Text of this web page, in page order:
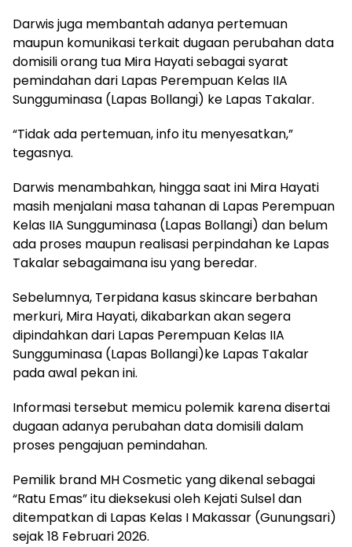
Darwis juga membantah adanya pertemuan
maupun komunikasi terkait dugaan perubahan data
domisili orang tua Mira Hayati sebagai syarat
pemindahan dari Lapas Perempuan Kelas IIA
Sungguminasa (Lapas Bollangi) ke Lapas Takalar.
“Tidak ada pertemuan, info itu menyesatkan,”
tegasnya.
Darwis menambahkan, hingga saat ini Mira Hayati
masih menjalani masa tahanan di Lapas Perempuan
Kelas IIA Sungguminasa (Lapas Bollangi) dan belum
ada proses maupun realisasi perpindahan ke Lapas
Takalar sebagaimana isu yang beredar.
Sebelumnya, Terpidana kasus skincare berbahan
merkuri, Mira Hayati, dikabarkan akan segera
dipindahkan dari Lapas Perempuan Kelas IIA
Sungguminasa (Lapas Bollangi)ke Lapas Takalar
pada awal pekan ini.
Informasi tersebut memicu polemik karena disertai
dugaan adanya perubahan data domisili dalam
proses pengajuan pemindahan.
Pemilik brand MH Cosmetic yang dikenal sebagai
“Ratu Emas” itu dieksekusi oleh Kejati Sulsel dan
ditempatkan di Lapas Kelas I Makassar (Gunungsari)
sejak 18 Februari 2026.